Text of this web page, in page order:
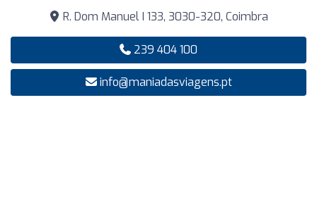
R. Dom Manuel I 133, 3030-320, Coimbra
239 404 100
info@maniadasviagens.pt